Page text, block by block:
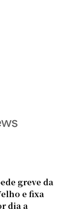
greve da
e fixa
dia a